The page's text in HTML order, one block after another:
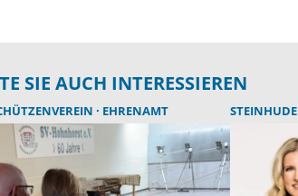
SIE AUCH INTERESSIEREN
EHRENAMT STEINHUDE